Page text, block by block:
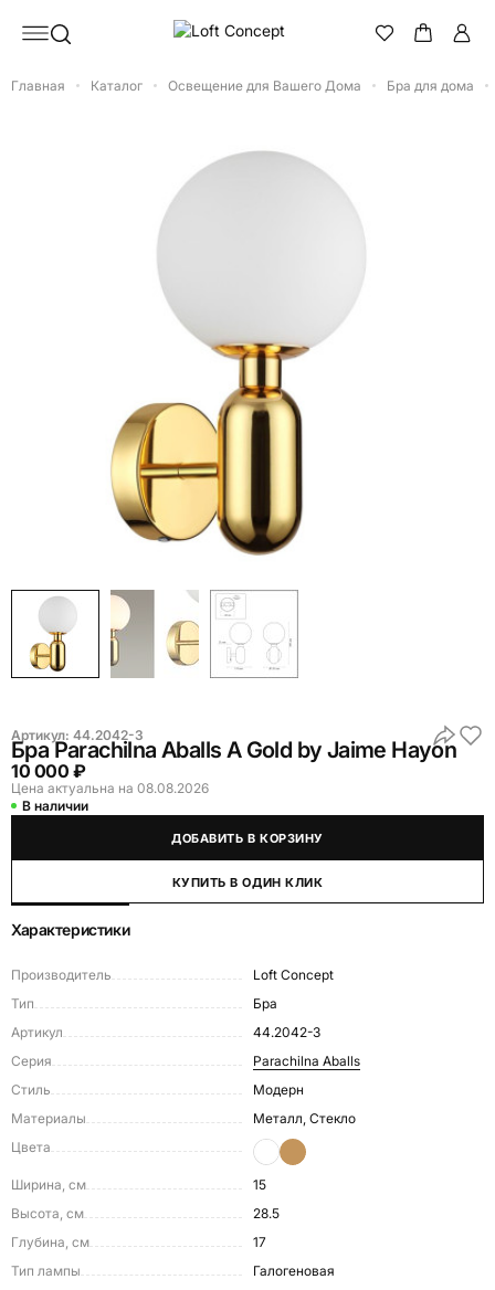
Главная Каталог Освещение для Вашего Дома Бра для дома
Артикул: 44.2042-3
Бра Parachilna Aballs A Gold by Jaime Hayon
10 000 ₽
Цена актуальна на 08.08.2026
В наличии
ДОБАВИТЬ В КОРЗИНУ
КУПИТЬ В ОДИН КЛИК
Характеристики
Производитель
Loft Concept
Тип
Бра
Артикул
44.2042-3
Серия
Parachilna Aballs
Стиль
Модерн
Материалы
Металл, Стекло
Цвета
Ширина, см
15
Высота, см
28.5
Глубина, см
17
Тип лампы
Галогеновая